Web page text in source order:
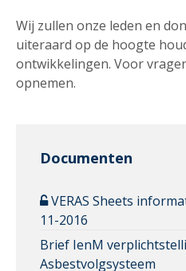
Wij zullen onze leden en
uiteraard op de hoogte
ontwikkelingen. Voor
opnemen.
Documenten
VERAS Sheets
11-2016
Brief IenM
Asbestvolgsysteem